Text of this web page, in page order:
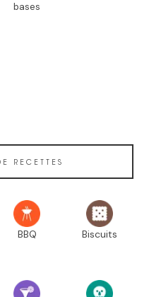
bases
RECETTES
BBQ Biscuits